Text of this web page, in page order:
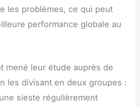
les problèmes, ce qui peut
performance globale au
mené leur étude auprès de
les divisant en deux groupes :
sieste régulièrement